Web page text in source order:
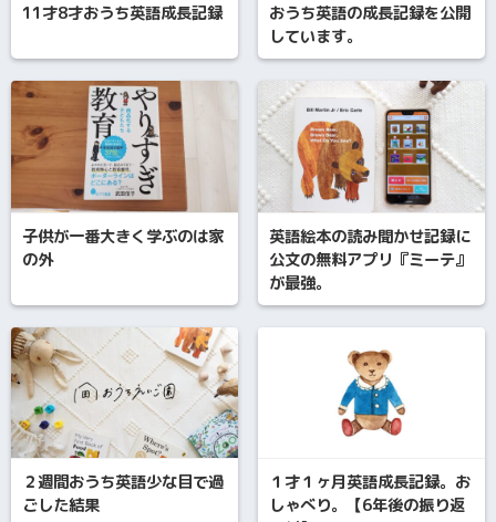
11才8才おうち英語成長記録
おうち英語の成長記録を公開
しています。
子供が一番大きく学ぶのは家
の外
英語絵本の読み聞かせ記録に
公文の無料アプリ『ミーテ』
が最強。
２週間おうち英語少な目で過
ごした結果
１才１ヶ月英語成長記録。お
しゃべり。【6年後の振り返